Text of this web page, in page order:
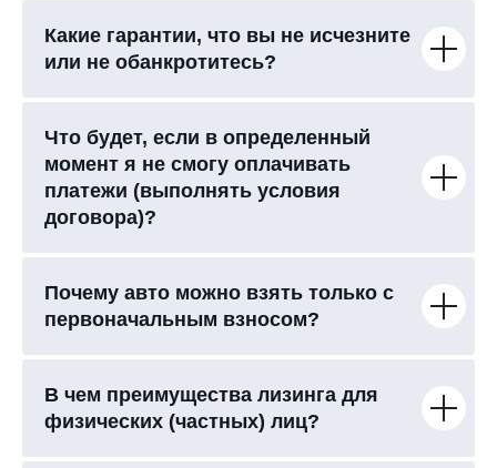
Какие гарантии, что вы не исчезните
или не обанкротитесь?
Что будет, если в определенный
момент я не смогу оплачивать
платежи (выполнять условия
договора)?
Почему авто можно взять только с
первоначальным взносом?
В чем преимущества лизинга для
физических (частных) лиц?